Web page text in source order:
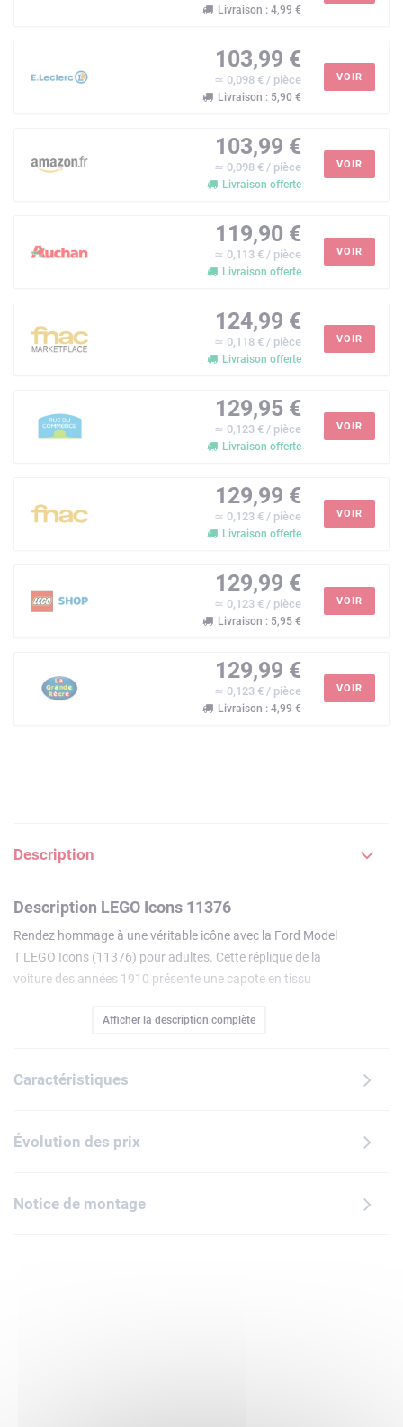
Livraison : 4,99 €
103,99 €
≃ 0,098 € / pièce
Livraison : 5,90 €
VOIR
103,99 €
≃ 0,098 € / pièce
Livraison offerte
VOIR
119,90 €
≃ 0,113 € / pièce
Livraison offerte
VOIR
124,99 €
≃ 0,118 € / pièce
Livraison offerte
VOIR
129,95 €
≃ 0,123 € / pièce
Livraison offerte
VOIR
129,99 €
≃ 0,123 € / pièce
Livraison offerte
VOIR
129,99 €
≃ 0,123 € / pièce
Livraison : 5,95 €
VOIR
129,99 €
≃ 0,123 € / pièce
Livraison : 4,99 €
VOIR
Description
Description LEGO Icons 11376
Rendez hommage à une véritable icône avec la Ford Model
T LEGO Icons (11376) pour adultes. Cette réplique de la
voiture des années 1910 présente une capote en tissu
porte unique. Le coffre s'ouvre et le poste de conduite
le moteur et tournez la manivelle pour actionner le
rayons avec pneus blancs, ce modèle vintage constitue une
décoration raffinée pour la maison ou le bureau.Ce modèle
anciennes. Découvrez la gamme inspirante de projets
créatifs LEGO (vendus séparément), spécialement conçus
Afficher la description complète
Caractéristiques
Évolution des prix
Notice de montage